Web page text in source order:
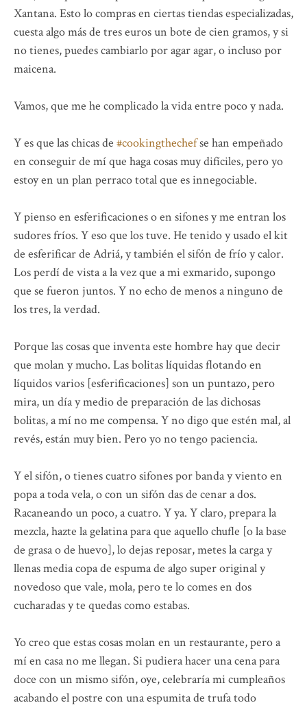
Xantana. Esto lo compras en ciertas tiendas especializadas,
cuesta algo más de tres euros un bote de cien gramos, y si
no tienes, puedes cambiarlo por agar agar, o incluso por
maicena.
Vamos, que me he complicado la vida entre poco y nada.
Y es que las chicas de #cookingthechefse han empeñado
en conseguir de mí que haga cosas muy difíciles, pero yo
estoy en un plan perraco total que es innegociable.
Y pienso en esferificaciones o en sifones y me entran los
sudores fríos. Y eso que los tuve. He tenido y usado el kit
de esferificar de Adriá, y también el sifón de frío y calor.
Los perdí de vista a la vez que a mi exmarido, supongo
que se fueron juntos. Y no echo de menos a ninguno de
los tres, la verdad.
Porque las cosas que inventa este hombre hay que decir
que molan y mucho. Las bolitas líquidas flotando en
líquidos varios [esferificaciones] son un puntazo, pero
mira, un día y medio de preparación de las dichosas
bolitas, a mí no me compensa. Y no digo que estén mal, al
revés, están muy bien. Pero yo no tengo paciencia.
Y el sifón, o tienes cuatro sifones por banda y viento en
popa a toda vela, o con un sifón das de cenar a dos.
Racaneando un poco, a cuatro. Y ya. Y claro, prepara la
mezcla, hazte la gelatina para que aquello chufle [o la base
de grasa o de huevo], lo dejas reposar, metes la carga y
llenas media copa de espuma de algo super original y
novedoso que vale, mola, pero te lo comes en dos
cucharadas y te quedas como estabas.
Yo creo que estas cosas molan en un restaurante, pero a
mí en casa no me llegan. Si pudiera hacer una cena para
doce con un mismo sifón, oye, celebraría mi cumpleaños
acabando el postre con una espumita de trufa todo